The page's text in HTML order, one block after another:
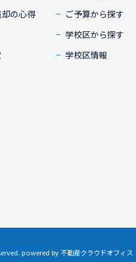
の心得
ご予算から探す
学校区から探す
学校区情報
powered by 不動産クラウドオフィス